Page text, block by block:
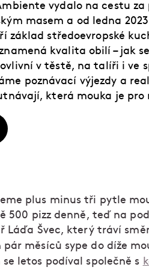
vydalo na cestu
masem a od ledna
základ středoevropské
kvalita obilí – jak
v těstě, na talíři i ve
poznávací výjezdy a
která mouka je pro
plus minus tři pytle
500 pizz denně, teď na
Láďa Švec, který tráví
pár měsíců sype do díže
se letos podíval společně s